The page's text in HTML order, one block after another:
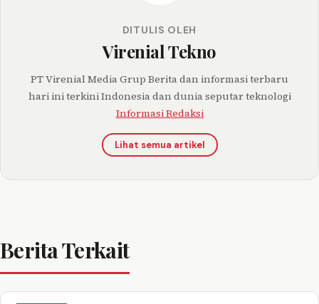
DITULIS OLEH
Virenial Tekno
PT Virenial Media Grup Berita dan informasi terbaru
hari ini terkini Indonesia dan dunia seputar teknologi
Informasi Redaksi
Lihat semua artikel
Berita Terkait